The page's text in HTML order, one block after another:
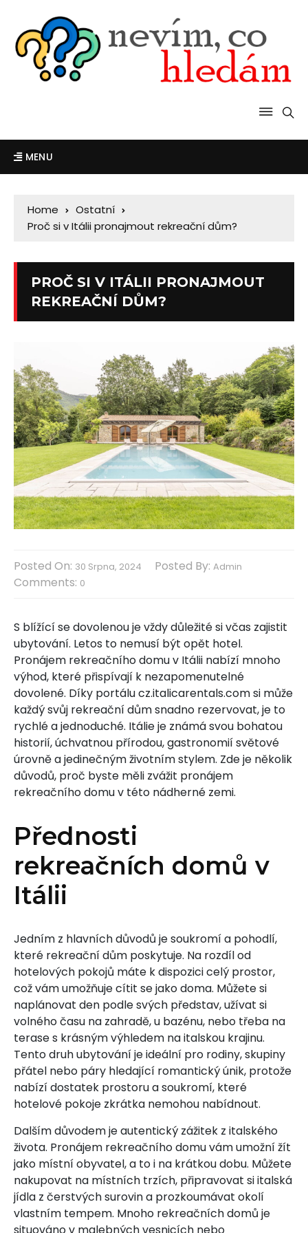
MENU
Home
Ostatní
Proč si v Itálii pronajmout rekreační dům?
PROČ SI V ITÁLII PRONAJMOUT
REKREAČNÍ DŮM?
Posted On: 30 Srpna, 2024 Posted By: Admin
Comments: 0
S blížící se dovolenou je vždy důležité si včas zajistit
ubytování. Letos to nemusí být opět hotel.
Pronájem rekreačního domu v Itálii nabízí mnoho
výhod, které přispívají k nezapomenutelné
dovolené. Díky portálu cz.italicarentals.com si může
každý svůj rekreační dům snadno rezervovat, je to
rychlé a jednoduché. Itálie je známá svou bohatou
historií, úchvatnou přírodou, gastronomií světové
úrovně a jedinečným životním stylem. Zde je několik
důvodů, proč byste měli zvážit pronájem
rekreačního domu v této nádherné zemi.
Přednosti
rekreačních domů v
Itálii
Jedním z hlavních důvodů je soukromí a pohodlí,
které rekreační dům poskytuje. Na rozdíl od
hotelových pokojů máte k dispozici celý prostor,
což vám umožňuje cítit se jako doma. Můžete si
naplánovat den podle svých představ, užívat si
volného času na zahradě, u bazénu, nebo třeba na
terase s krásným výhledem na italskou krajinu.
Tento druh ubytování je ideální pro rodiny, skupiny
přátel nebo páry hledající romantický únik, protože
nabízí dostatek prostoru a soukromí, které
hotelové pokoje zkrátka nemohou nabídnout.
Dalším důvodem je autentický zážitek z italského
života. Pronájem rekreačního domu vám umožní žít
jako místní obyvatel, a to i na krátkou dobu. Můžete
nakupovat na místních trzích, připravovat si italská
jídla z čerstvých surovin a prozkoumávat okolí
vlastním tempem. Mnoho rekreačních domů je